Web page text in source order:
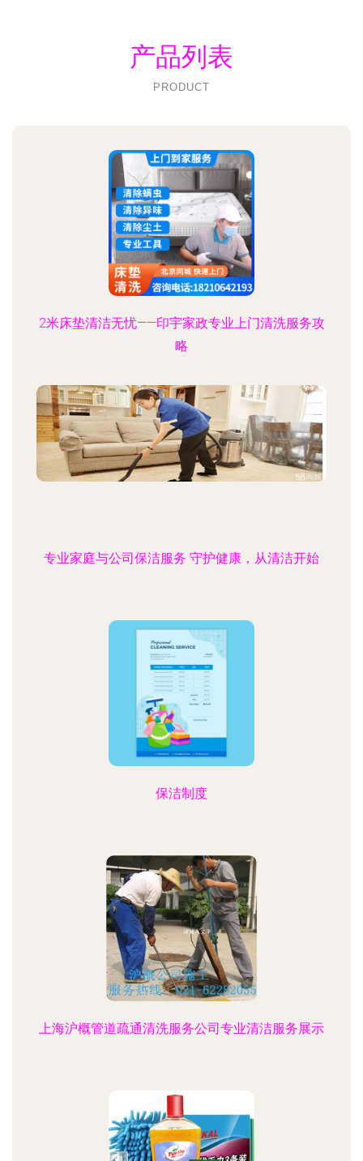
产品列表
PRODUCT
2米床垫清洁无忧——印宇家政专业上门清洗服务攻
略
专业家庭与公司保洁服务 守护健康，从清洁开始
保洁制度
上海沪概管道疏通清洗服务公司专业清洁服务展示